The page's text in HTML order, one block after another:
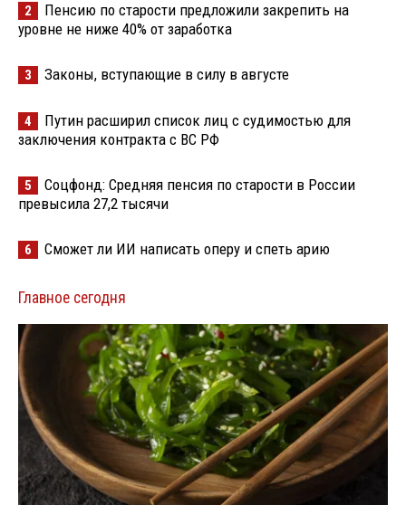
2
Пенсию по старости предложили закрепить на
уровне не ниже 40% от заработка
3 Законы, вступающие в силу в августе
4
Путин расширил список лиц с судимостью для
заключения контракта с ВС РФ
5
Соцфонд: Средняя пенсия по старости в России
превысила 27,2 тысячи
6 Сможет ли ИИ написать оперу и спеть арию
Главное сегодня